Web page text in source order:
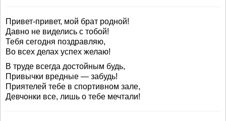
Привет-привет, мой брат родной!
Давно не виделись с тобой!
Тебя сегодня поздравляю,
Во всех делах успех желаю!
В труде всегда достойным будь,
Привычки вредные — забудь!
Приятелей тебе в спортивном зале,
Девчонки все, лишь о тебе мечтали!